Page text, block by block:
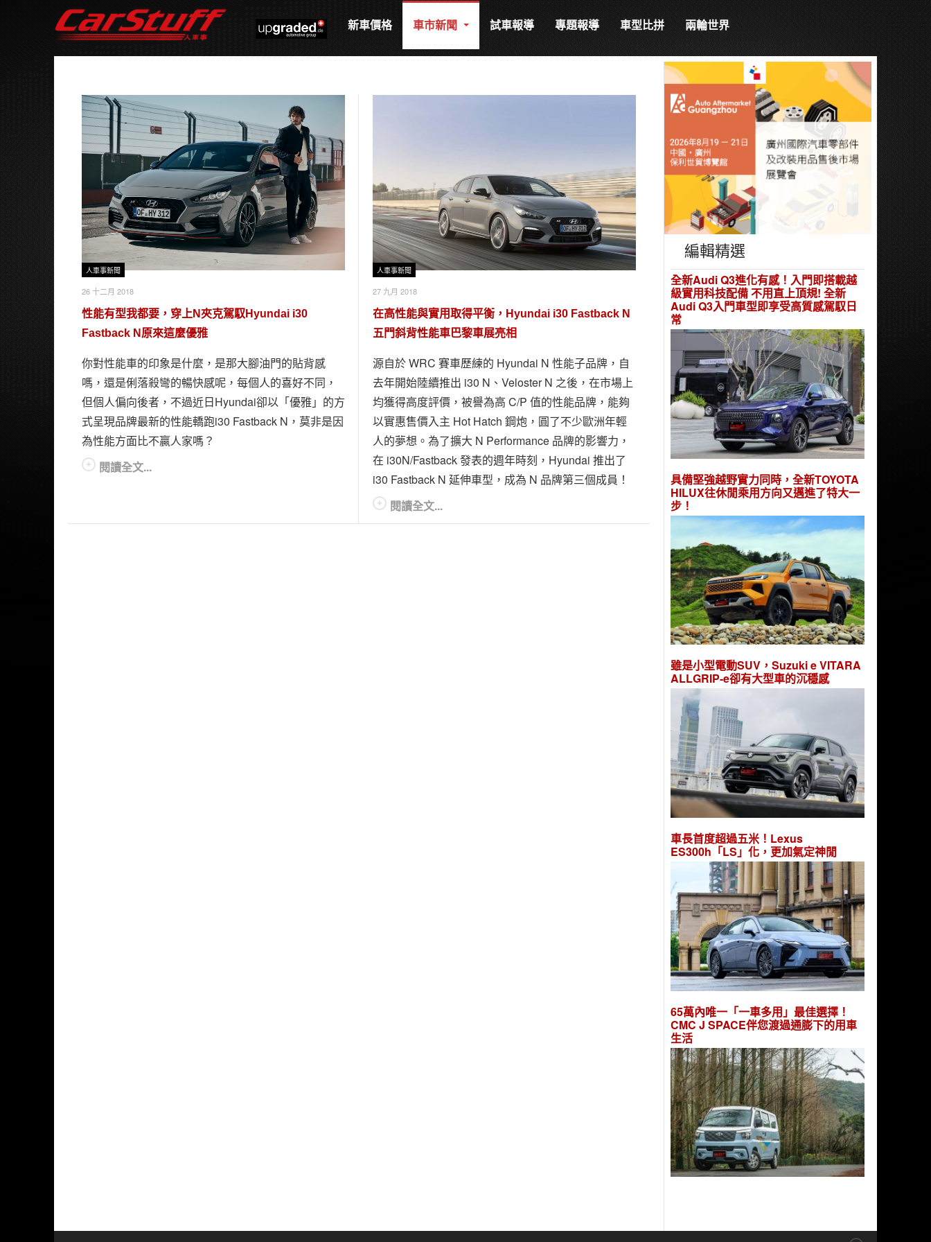
新車價格 車市新聞 試車報導 專題報導 車型比拼 兩輪世界
人車事新聞
26 十二月 2018
性能有型我都要，穿上N夾克駕馭Hyundai i30
Fastback N原來這麼優雅
你對性能車的印象是什麼，是那大腳油門的貼背感
嗎，還是俐落殺彎的暢快感呢，每個人的喜好不同，
但個人偏向後者，不過近日Hyundai卻以「優雅」的方
式呈現品牌最新的性能轎跑i30 Fastback N，莫非是因
為性能方面比不贏人家嗎？
閱讀全文...
人車事新聞
27 九月 2018
在高性能與實用取得平衡，Hyundai i30 Fastback N
五門斜背性能車巴黎車展亮相
源自於 WRC 賽車歷練的 Hyundai N 性能子品牌，自
去年開始陸續推出 i30 N、Veloster N 之後，在市場上
均獲得高度評價，被譽為高 C/P 值的性能品牌，能夠
以實惠售價入主 Hot Hatch 鋼炮，圓了不少歐洲年輕
人的夢想。為了擴大 N Performance 品牌的影響力，
在 i30N/Fastback 發表的週年時刻，Hyundai 推出了
i30 Fastback N 延伸車型，成為 N 品牌第三個成員！
閱讀全文...
編輯精選
全新Audi Q3進化有感！入門即搭載越
級實用科技配備 不用直上頂規! 全新
Audi Q3入門車型即享受高質感駕馭日
常
具備堅強越野實力同時，全新TOYOTA
HILUX往休閒乘用方向又邁進了特大一
步！
雖是小型電動SUV，Suzuki e VITARA
ALLGRIP-e卻有大型車的沉穩感
車長首度超過五米！Lexus
ES300h「LS」化，更加氣定神閒
65萬內唯一「一車多用」最佳選擇！
CMC J SPACE伴您渡過通膨下的用車
生活